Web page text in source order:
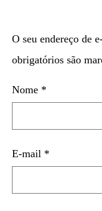
O seu endereço de
obrigatórios são
Nome *
E-mail *